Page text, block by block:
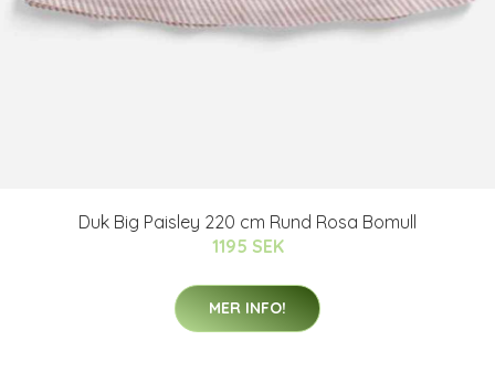
Duk Big Paisley 220 cm Rund Rosa Bomull
1195 SEK
MER INFO!